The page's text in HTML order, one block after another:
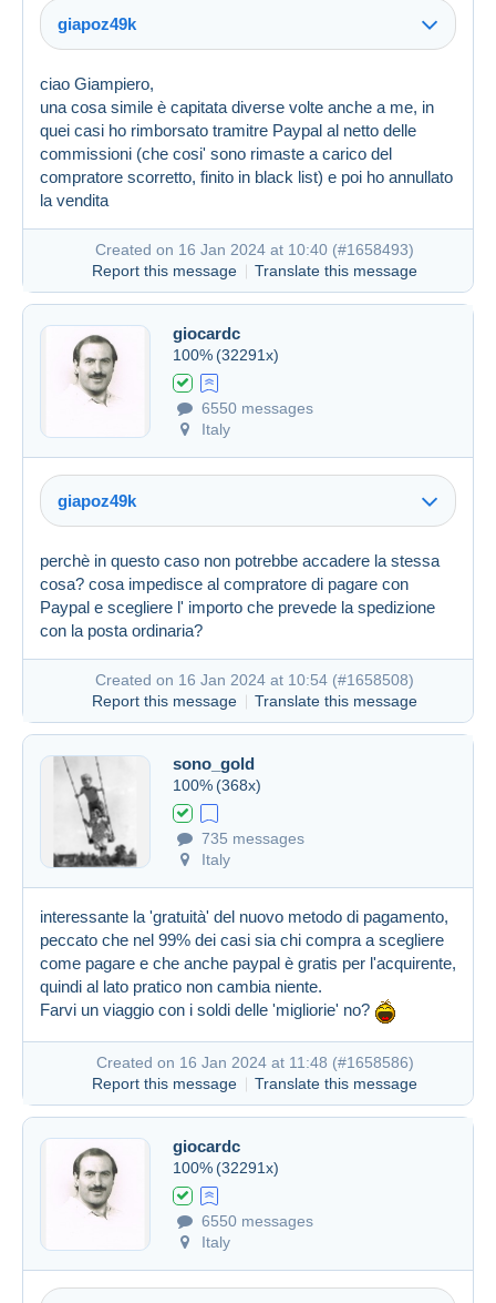
Created on 16 Jan 2024 at 09:26 #1658349
giapoz49k
Created on 16 Jan 2024 at 09:53
ciao Giampiero,
una cosa simile è capitata diverse volte anche a me, in
quei casi ho rimborsato tramitre Paypal al netto delle
commissioni (che cosi' sono rimaste a carico del
compratore scorretto, finito in black list) e poi ho annullato
la vendita
Created on 16 Jan 2024 at 10:40 (#1658493)
Report this message
Translate this message
giocardc
100% (32291x)
6550 messages
Italy
giapoz49k
Created on 16 Jan 2024 at 09:00
perchè in questo caso non potrebbe accadere la stessa
cosa? cosa impedisce al compratore di pagare con
Paypal e scegliere l' importo che prevede la spedizione
con la posta ordinaria?
Created on 16 Jan 2024 at 10:54 (#1658508)
Report this message
Translate this message
sono_gold
100% (368x)
735 messages
Italy
interessante la 'gratuità' del nuovo metodo di pagamento,
peccato che nel 99% dei casi sia chi compra a scegliere
come pagare e che anche paypal è gratis per l'acquirente,
quindi al lato pratico non cambia niente.
Farvi un viaggio con i soldi delle 'migliorie' no?
Created on 16 Jan 2024 at 11:48 (#1658586)
Report this message
Translate this message
giocardc
100% (32291x)
6550 messages
Italy